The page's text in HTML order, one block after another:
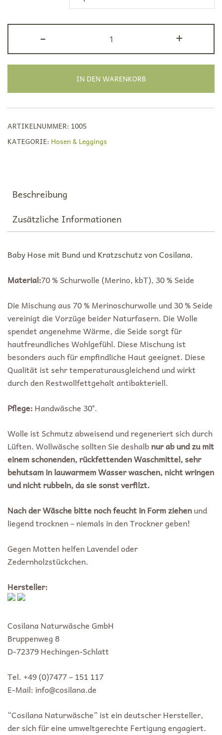
-
Baby
Hose
kbT,
lang
mit
+
IN DEN WARENKORB
ARTIKELNUMMER: 1005
KATEGORIE: Hosen & Leggings
Beschreibung
Zusätzliche Informationen
Baby Hose mit Bund und Kratzschutz von Cosilana.
Material:70 % Schurwolle (Merino, kbT), 30 % Seide
Die Mischung aus 70 % Merinoschurwolle und 30 % Seide
vereinigt die Vorzüge beider Naturfasern. Die Wolle
spendet angenehme Wärme, die Seide sorgt für
hautfreundliches Wohlgefühl. Diese Mischung ist
besonders auch für empfindliche Haut geeignet. Diese
Qualität ist sehr temperaturausgleichend und wirkt
durch den Restwollfettgehalt antibakteriell.
Pflege:Handwäsche 30°.
Wolle ist Schmutz abweisend und regeneriert sich durch
Lüften. Wollwäsche sollten Sie deshalbnur ab und zu mit
einem schonenden, rückfettenden Waschmittel, sehr
behutsam in lauwarmem Wasser waschen, nicht wringen
und nicht rubbeln, da sie sonst verfilzt.
Nach der Wäsche bitte noch feucht in Form ziehenund
liegend trocknen – niemals in den Trockner geben!
Gegen Motten helfen Lavendel oder
Zedernholzstückchen.
Hersteller:
Cosilana Naturwäsche GmbH
Bruppenweg 8
D-72379 Hechingen-Schlatt
Tel. +49 (0)7477 – 151 117
E-Mail: info@cosilana.de
“Cosilana Naturwäsche” ist ein deutscher Hersteller,
der sich für eine umweltgerechte Fertigung engagiert.